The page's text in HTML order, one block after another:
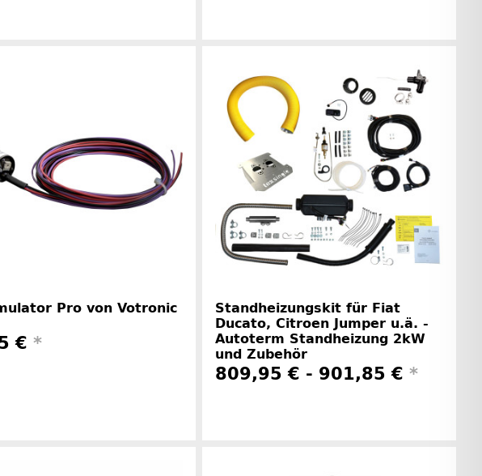
Herstellerinformationen
Pro von Votronic
€ *
Standheizungskit für Fiat
Ducato, Citroen Jumper u.ä. -
Autoterm Standheizung 2kW
und Zubehör
809,95 € - 901,85 € *